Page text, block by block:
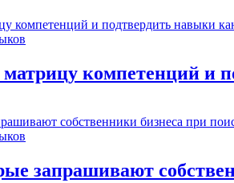
компетенций и
запрашивают